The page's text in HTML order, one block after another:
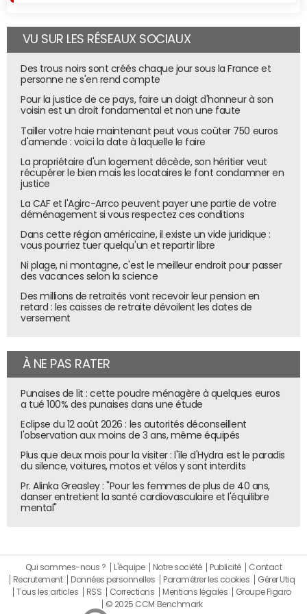
ensuite qu'à en approcher son smartphone : l'écran
contient plusieurs bornes NFC, placées derrière les
images qui s'affichent. Sur l'application du magasin
apparaît alors le coupon, ou encore la fiche technique de
article mis en avant, ou la fiche produit qu'il n'y a plus qu'à
ajouter au panier. Plus largement, le magasin est équipé
de ce type de PLV aussi bien pour permettre au visiteur
de scanner le QR code d'un produit qu'il place dans une
wishlist que pour lui indiquer, puisqu'il est friand de soldes,
que celles-ci débutent dans deux semaines.
Un écran affiche les contenus les plus susceptibles d'intéresser le visiteur
© F.Fauconnier / JDN
En rayon, le vendeur voit sur satablette
connectés et repère celui qui s'approche de lui. Il voit le
coupon que le visiteur a chargé et peut faire apparaître
son historique et ses habitudes d'achat. Par exemple, tel
visiteur est manifestement un showroomer sur les
produits techniques, qui flâne en boutique mais achète en
ligne chez des pure players. Ces informations vont
VU SUR LES RÉSEAUX SOCIAUX
Des trous noirs sont créés chaque jour sous la France et
personne ne s'en rend compte
Pour la justice de ce pays, faire un doigt d'honneur à son
voisin est un droit fondamental et non une faute
Tailler votre haie maintenant peut vous coûter 750 euros
d'amende : voici la date à laquelle le faire
La propriétaire d'un logement décède, son héritier veut
récupérer le bien mais les locataires le font condamner en
justice
La CAF et l'Agirc-Arrco peuvent payer une partie de votre
déménagement si vous respectez ces conditions
Dans cette région américaine, il existe un vide juridique :
vous pourriez tuer quelqu'un et repartir libre
Ni plage, ni montagne, c'est le meilleur endroit pour passer
des vacances selon la science
Des millions de retraités vont recevoir leur pension en
retard : les caisses de retraite dévoilent les dates de
versement
À NE PAS RATER
Punaises de lit : cette poudre ménagère à quelques euros
a tué 100% des punaises dans une étude
Eclipse du 12 août 2026 : les autorités déconseillent
l'observation aux moins de 3 ans, même équipés
Plus que deux mois pour la visiter : l'île d'Hydra est le paradis
du silence, voitures, motos et vélos y sont interdits
Pr. Alinka Greasley : "Pour les femmes de plus de 40 ans,
danser entretient la santé cardiovasculaire et l'équilibre
mental"
Qui sommes-nous ? L'équipe Notre société Publicité
Contact
Recrutement
Données personnelles Paramétrer les cookies
Gérer Utiq
Tous les articles
RSS Corrections Mentions légales
Groupe Figaro
© 2025 CCM Benchmark